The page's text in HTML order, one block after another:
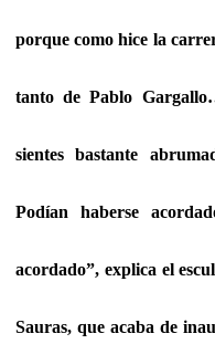
porque como hice la
tanto de Pablo
sientes bastante
Podían haberse
acordado”, explica el
Sauras, que acaba de